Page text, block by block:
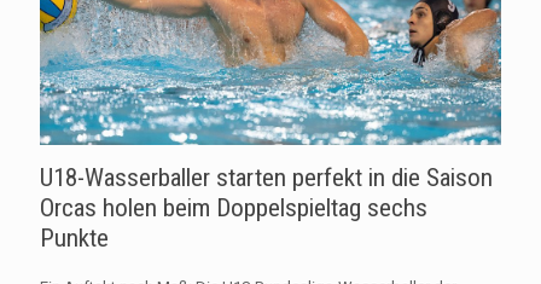
U18-Wasserballer starten perfekt in die Saison
Orcas holen beim Doppelspieltag sechs
Punkte